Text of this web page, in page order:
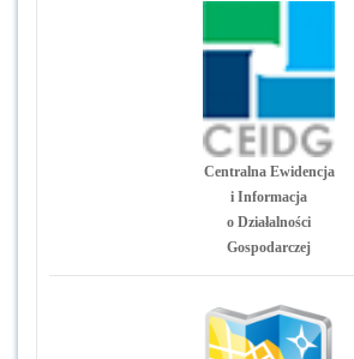
Centralna Ewidencja
i Informacja
o Działalności
Gospodarczej